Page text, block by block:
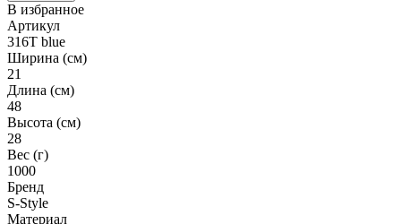
В избранное
Артикул
316T blue
Ширина (см)
21
Длина (см)
48
Высота (см)
28
Вес (г)
1000
Бренд
S-Style
Материал